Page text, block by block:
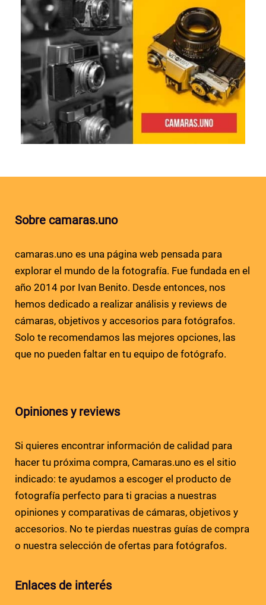
Sobre camaras.uno
camaras.uno es una página web pensada para
explorar el mundo de la fotografía. Fue fundada en el
año 2014 por Ivan Benito. Desde entonces, nos
hemos dedicado a realizar análisis y reviews de
cámaras, objetivos y accesorios para fotógrafos.
Solo te recomendamos las mejores opciones, las
que no pueden faltar en tu equipo de fotógrafo.
Opiniones y reviews
Si quieres encontrar información de calidad para
hacer tu próxima compra, Camaras.uno es el sitio
indicado: te ayudamos a escoger el producto de
fotografía perfecto para ti gracias a nuestras
opiniones y comparativas de cámaras, objetivos y
accesorios. No te pierdas nuestras guías de compra
o nuestra selección de ofertas para fotógrafos.
Enlaces de interés